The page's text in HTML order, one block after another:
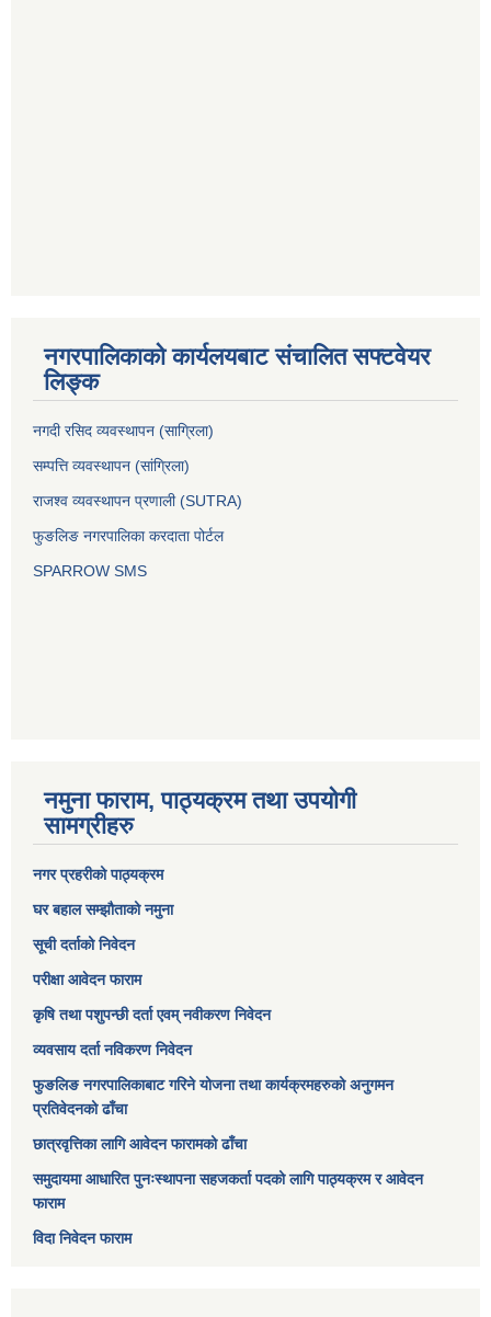
नगरपालिकाको कार्यलयबाट संचालित सफ्टवेयर
लिङ्क
नगदी रसिद व्यवस्थापन (साग्रिला)
सम्पत्ति व्यवस्थापन (सांग्रिला)
राजश्व व्यवस्थापन प्रणाली (SUTRA)
फुङलिङ नगरपालिका करदाता पोर्टल
SPARROW SMS
नमुना फाराम, पाठ्यक्रम तथा उपयोगी
सामग्रीहरु
नगर प्रहरीको पाठ्यक्रम
घर बहाल सम्झौताको नमुना
सूची दर्ताको निवेदन
परीक्षा आवेदन फाराम
कृषि तथा पशुपन्छी दर्ता एवम् नवीकरण निवेदन
व्यवसाय दर्ता नविकरण निवेदन
फुङलिङ नगरपालिकाबाट गरिने योजना तथा कार्यक्रमहरुको अनुगमन
प्रतिवेदनको ढाँचा
छात्रवृत्तिका लागि आवेदन फारामको ढाँचा
समुदायमा आधारित पुनःस्थापना सहजकर्ता पदको लागि पाठ्यक्रम र आवेदन
फाराम
विदा निवेदन फाराम